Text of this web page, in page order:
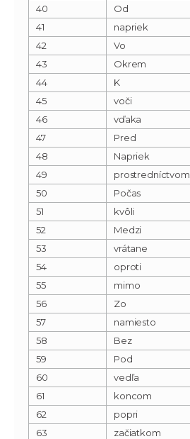
40
Od
41
napriek
42
Vo
43
Okrem
44
K
45
voči
46
vďaka
47
Pred
48
Napriek
49
prostredníctvom
50
Počas
51
kvôli
52
Medzi
53
vrátane
54
oproti
55
mimo
56
Zo
57
namiesto
58
Bez
59
Pod
60
vedľa
61
koncom
62
popri
63
začiatkom